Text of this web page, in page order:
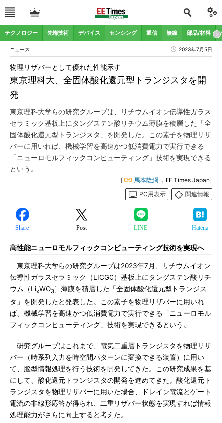
テクノロジー 先端技術 デバイス センシング 通信 無線 部品/材料
ニュース 2023年7月5日
東京理科大、全固体酸化還元型トランジスタを開
発
物理リザバーとして優れた性能示す
東京理科大学らの研究グループは、リチウムイオン伝導性ガラス
セラミック基板上にタングステン酸リチウム薄膜を積層した「全
固体酸化還元型トランジスタ」を開発した。この素子を物理リザ
バーに用いれば、機械学習を高速かつ低消費電力で実行できる
「ニューロモルフィックコンピューティング」技術を実現できる
という。
[ 馬本隆綱 ，EE Times Japan]
PC用表示
関連情報
Share Post LINE Hatena
高性能ニューロモルフィックコンピューティング技術を実現へ
東京理科大学らの研究グループは2023年7月、リチウムイオン
伝導性ガラスセラミック（LICGC）基板上にタングステン酸リチ
ウム（LixWO3）薄膜を積層した「全固体酸化還元型トランジス
タ」を開発したと発表した。この素子を物理リザバーに用いれ
ば、機械学習を高速かつ低消費電力で実行できる「ニューロモル
フィックコンピューティング」技術を実現できるという。
研究グループはこれまで、電気二重層トランジスタを物理リザ
バー（時系列入力を時空間パターンに変換できる装置）に用い
て、脳型情報処理を行う技術を開発してきた。この研究成果を基
にして、酸化還元トランジスタの開発を進めてきた。酸化還元ト
ランジスタを物理リザバーに用いた場合、ドレイン電流とゲート
電流の非線形応答が得られ、二重リザバー状態を実現すれば情報
処理能力がさらに向上すると考えた。